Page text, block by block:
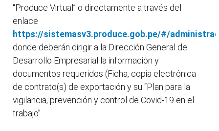
“Produce Virtual” o directamente a través del
enlace
https://sistemasv3.produce.gob.pe/#/
donde deberán dirigir a la Dirección General de
Desarrollo Empresarial la información y
documentos requeridos (Ficha, copia electrónica
de contrato(s) de exportación y su “Plan para la
vigilancia, prevención y control de Covid-19 en el
trabajo”.